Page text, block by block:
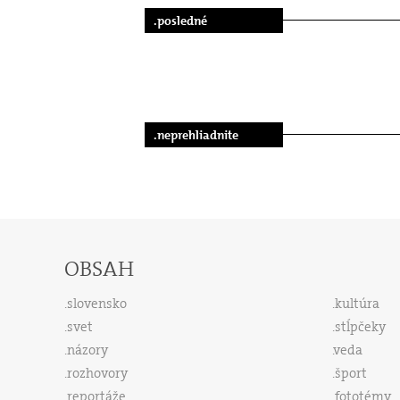
.posledné
.neprehliadnite
OBSAH
slovensko
svet
názory
rozhovory
reportáže
kultúra
stĺpčeky
veda
šport
fototémy